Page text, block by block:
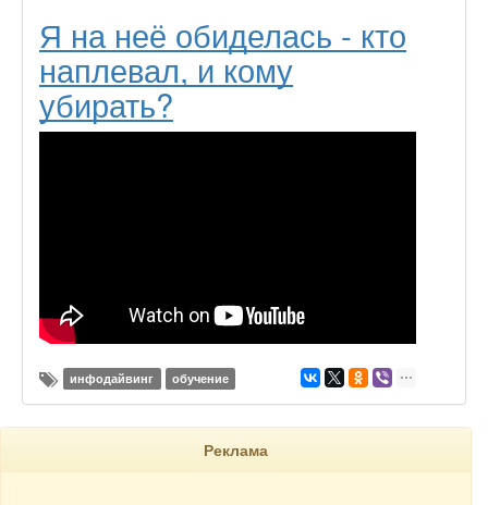
Я на неё обиделась - кто
наплевал, и кому
убирать?
инфодайвинг обучение
Реклама